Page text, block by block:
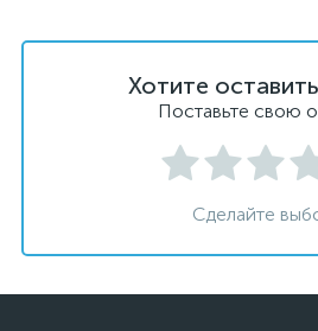
Хотите
Поставьте свою
Сделайте